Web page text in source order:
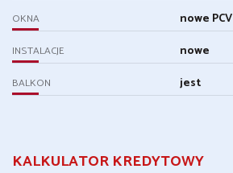
OKNA nowe PCV
INSTALACJE nowe
BALKON jest
KALKULATOR KREDYTOWY